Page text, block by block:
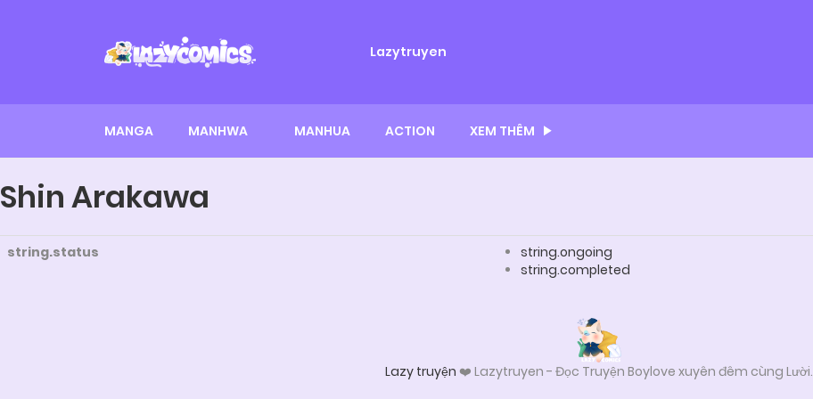
Lazytruyen
MANGA MANHWA MANHUA ACTION XEM THÊM
Shin Arakawa
string.status
string.ongoing
string.completed
Lazy truyện ❤️ Lazytruyen - Đọc Truyện Boylove xuyên đêm cùng Lười.